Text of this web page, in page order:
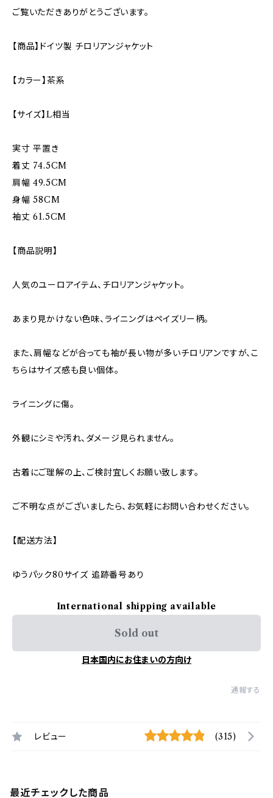
ご覧いただきありがとうございます。
【商品】ドイツ製 チロリアンジャケット
【カラー】茶系
【サイズ】L相当
実寸 平置き
着丈 74.5CM
肩幅 49.5CM
身幅 58CM
袖丈 61.5CM
【商品説明】
人気のユーロアイテム、チロリアンジャケット。
あまり見かけない色味、ライニングはペイズリー柄。
また、肩幅などが合っても袖が長い物が多いチロリアンですが、こ
ちらはサイズ感も良い個体。
ライニングに傷。
外観にシミや汚れ、ダメージ見られません。
古着にご理解の上、ご検討宜しくお願い致します。
ご不明な点がございましたら、お気軽にお問い合わせください。
【配送方法】
ゆうパック80サイズ 追跡番号あり
International shipping available
Sold out
日本国内にお住まいの方向け
通報する
レビュー (315)
最近チェックした商品